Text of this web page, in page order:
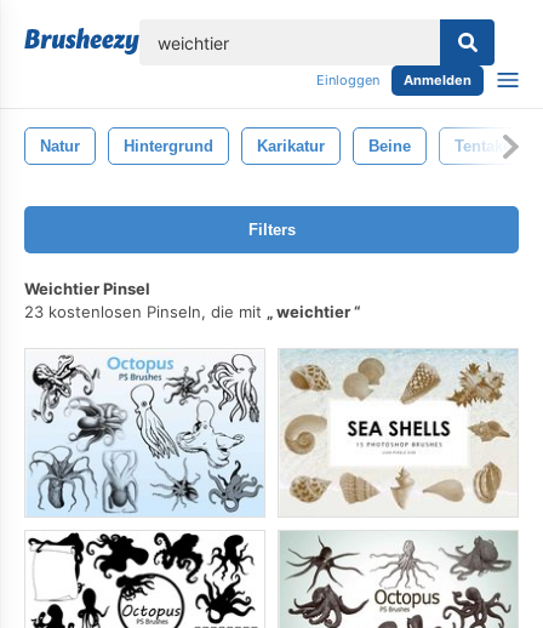
Einloggen Anmelden
Natur Hintergrund Karikatur Beine Tentakeln
Filters
Weichtier Pinsel
23 kostenlosen Pinseln, die mit
weichtier